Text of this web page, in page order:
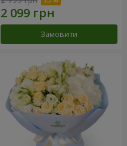
Замовити